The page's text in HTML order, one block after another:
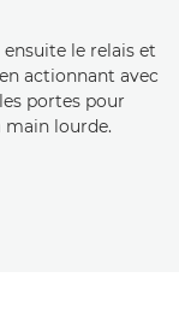
le relais et
actionnant avec
portes pour
lourde.